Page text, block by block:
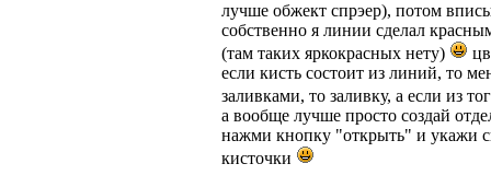
лучше обжект спрэер), потом
собственно я линии сделал
(там таких яркокрасных нету)
если кисть состоит из линий, то
заливками, то заливку, а если из
а вообще лучше просто создай
нажми кнопку "открыть" и укажи
кисточки